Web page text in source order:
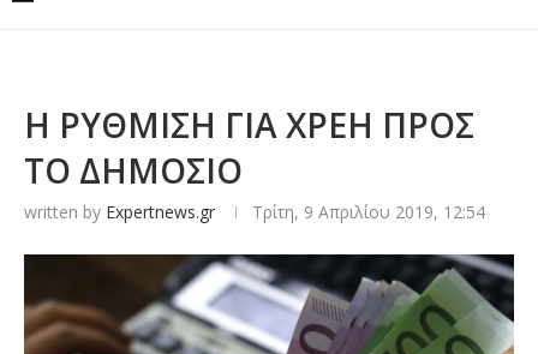
Η ΡΥΘΜΙΣΗ ΓΙΑ ΧΡΕΗ ΠΡΟΣ
ΤΟ ΔΗΜΟΣΙΟ
written by Expertnews.gr Τρίτη, 9 Απριλίου 2019, 12:54